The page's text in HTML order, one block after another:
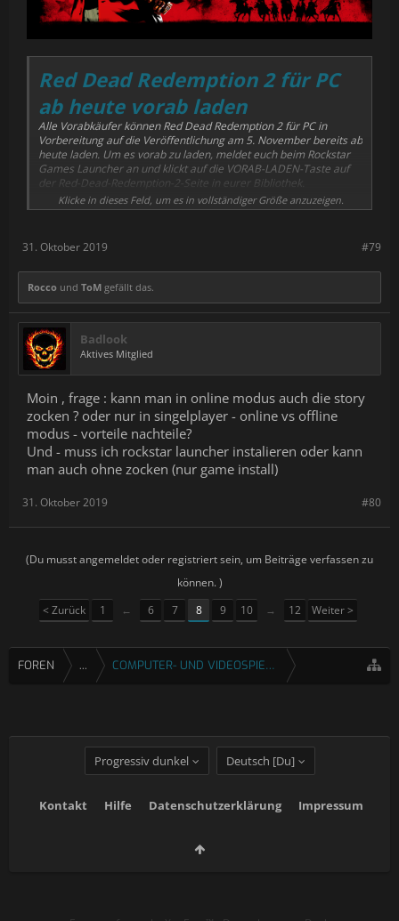
Red Dead Redemption 2 für PC
ab heute vorab laden
Alle Vorabkäufer können Red Dead Redemption 2 für PC in
Vorbereitung auf die Veröffentlichung am 5. November bereits ab
heute laden. Um es vorab zu laden, meldet euch beim Rockstar
Games Launcher an und klickt auf die VORAB-LADEN-Taste auf
der Red-Dead-Redemption-2-Seite in eurer Bibliothek.
Falls ihr Red Dead Redemption 2 noch nicht vorab gekauft habt,
kostenloses PC-Spiel, kostenlose Upgrades auf die
nächsthöheren Versionen, Bonusinhalte und mehr. Alle Details
findet ihr auf deroffiziellen Website zu Red Dead Redemption 2
für PC.
Klicke in dieses Feld, um es in vollständiger Größe anzuzeigen.
#79
31. Oktober 2019
Rocco und ToM gefällt das.
Badlook
Aktives Mitglied
Moin , frage : kann man in online modus auch die story
zocken ? oder nur in singelplayer - online vs offline
modus - vorteile nachteile?
Und - muss ich rockstar launcher instalieren oder kann
man auch ohne zocken (nur game install)
#80
31. Oktober 2019
(Du musst angemeldet oder registriert sein, um Beiträge verfassen zu
können. )
< Zurück
1 ← 6 7 8 9 10 → 12 Weiter >
FOREN ... COMPUTER- UND VIDEOSPIELE
Progressiv dunkel Deutsch [Du]
Kontakt Hilfe Datenschutzerklärung Impressum